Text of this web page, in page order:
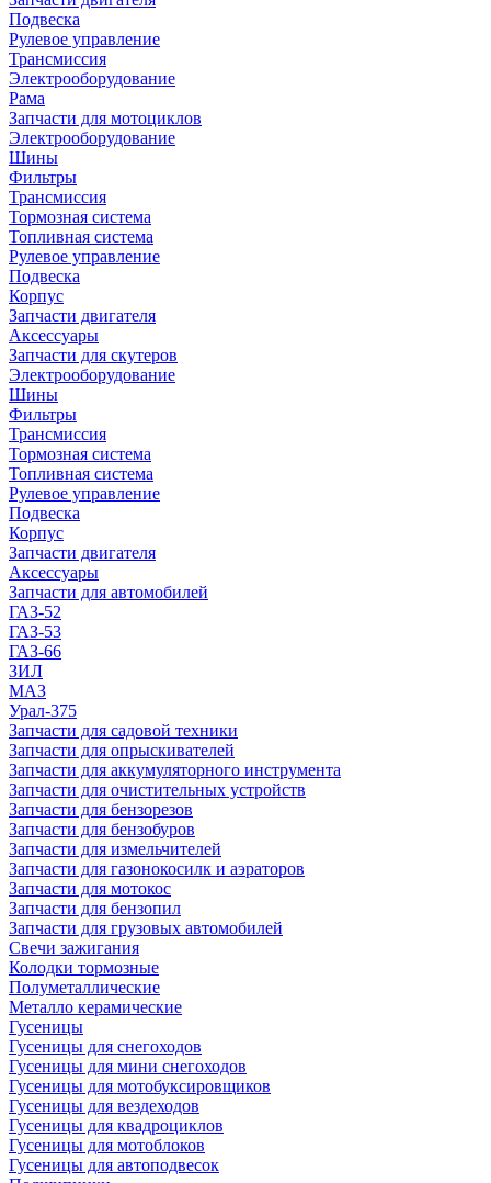
Подвеска
Рулевое управление
Трансмиссия
Электрооборудование
Рама
Запчасти для мотоциклов
Электрооборудование
Шины
Фильтры
Трансмиссия
Тормозная система
Топливная система
Рулевое управление
Подвеска
Корпус
Запчасти двигателя
Аксессуары
Запчасти для скутеров
Электрооборудование
Шины
Фильтры
Трансмиссия
Тормозная система
Топливная система
Рулевое управление
Подвеска
Корпус
Запчасти двигателя
Аксессуары
Запчасти для автомобилей
ГАЗ-52
ГАЗ-53
ГАЗ-66
ЗИЛ
МАЗ
Урал-375
Запчасти для садовой техники
Запчасти для опрыскивателей
Запчасти для аккумуляторного инструмента
Запчасти для очистительных устройств
Запчасти для бензорезов
Запчасти для бензобуров
Запчасти для измельчителей
Запчасти для газонокосилк и аэраторов
Запчасти для мотокос
Запчасти для бензопил
Запчасти для грузовых автомобилей
Свечи зажигания
Колодки тормозные
Полуметаллические
Металло керамические
Гусеницы
Гусеницы для снегоходов
Гусеницы для мини снегоходов
Гусеницы для мотобуксировщиков
Гусеницы для вездеходов
Гусеницы для квадроциклов
Гусеницы для мотоблоков
Гусеницы для автоподвесок